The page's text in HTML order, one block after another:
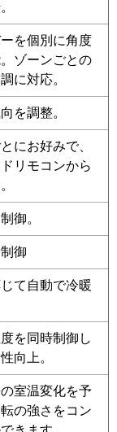
DHRMP80L2
ZRMP80L2
PLZ-ZRMP80LY
RCID-GP80RGH6
GP80RGH4
AP80GH7
RCID-AP80GH6
rakuri-na
PA-
PA-
PA-
を個別に角度
ゾーンごとの
に対応。
を調整。
にお好みで、
リモコンから
御。
御
て自動で冷暖
を同時制御し
向上。
室温変化を予
の強さをコン